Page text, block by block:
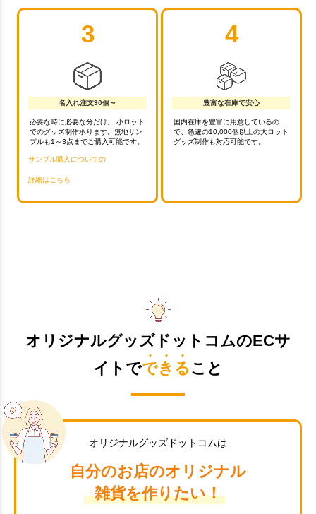
3
名入れ注文30個～
必要な時に必要な分だけ。 小ロット
でのグッズ制作承ります。無地サン
プルも1～3点までご購入可能です。
サンプル購入についての
詳細はこちら
4
豊富な在庫で安心
国内在庫を豊富に用意しているの
で、急遽の10,000個以上の大ロット
グッズ制作も対応可能です。
オリジナルグッズドットコムのECサ
イトでできる こと
オリジナルグッズドットコムは
自分のお店のオリジナル
雑貨を作りたい！